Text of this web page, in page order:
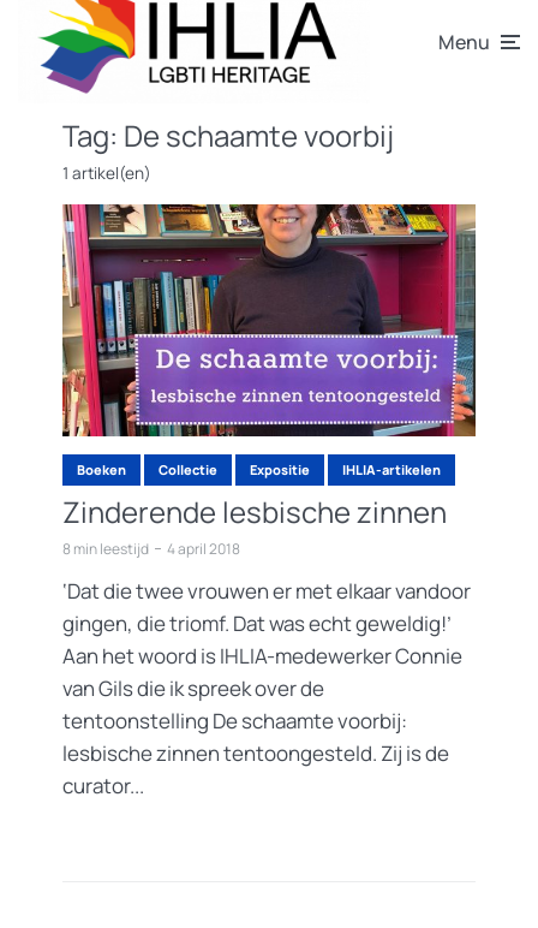
Menu
Tag: De schaamte voorbij
1 artikel(en)
Boeken Collectie Expositie IHLIA-artikelen
Zinderende lesbische zinnen
8 min leestijd 4 april 2018
‘Dat die twee vrouwen er met elkaar vandoor
gingen, die triomf. Dat was echt geweldig!’
Aan het woord is IHLIA-medewerker Connie
van Gils die ik spreek over de
tentoonstelling De schaamte voorbij:
lesbische zinnen tentoongesteld. Zij is de
curator...